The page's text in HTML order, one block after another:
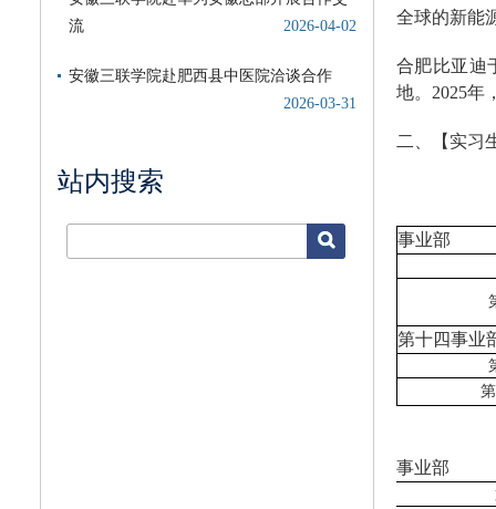
站内搜索
全球的新能
合肥比亚迪
地。2025年
二、【实习
事业部
第十四事业
事业部